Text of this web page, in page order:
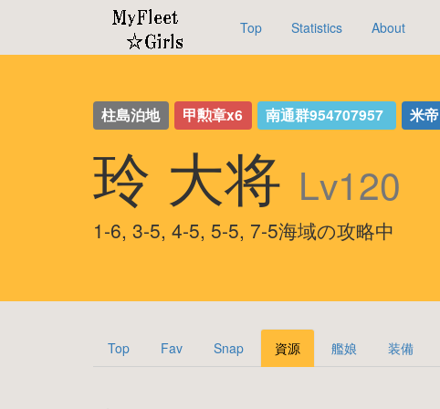
Top Statistics About
柱島泊地 甲勲章x6 南通群954707957 米帝
玲 大将 Lv120
1-6, 3-5, 4-5, 5-5, 7-5海域の攻略中
Top Fav Snap 資源 艦娘 装備